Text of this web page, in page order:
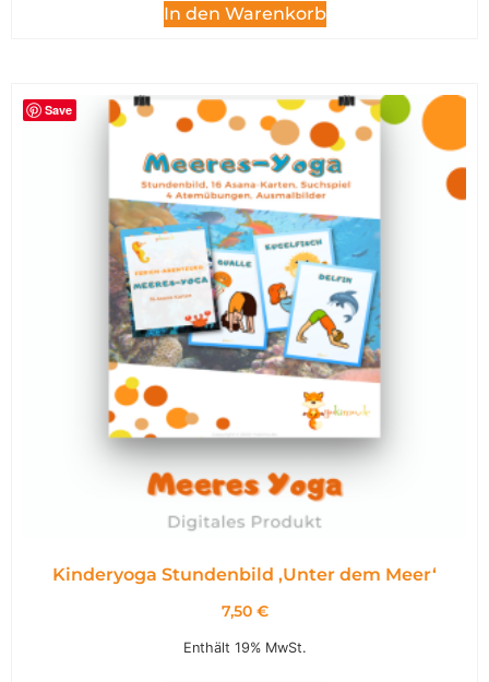
In den Warenkorb
Save
Kinderyoga Stundenbild ,Unter dem Meer‘
7,50 €
Enthält 19% MwSt.